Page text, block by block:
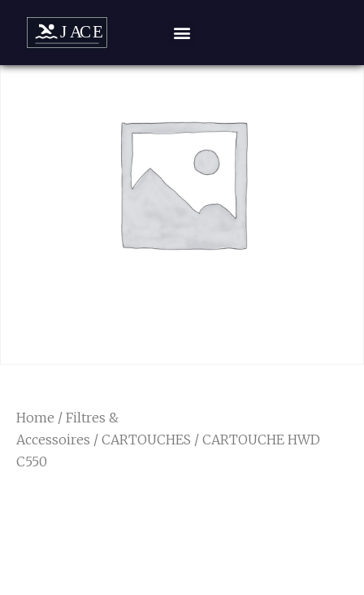
Home / Filtres &
Accessoires / CARTOUCHES / CARTOUCHE HWD
C550